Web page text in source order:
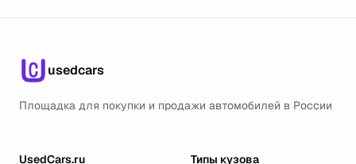
usedcars
Площадка для покупки и продажи автомобилей в России
UsedCars.ru Типы кузова